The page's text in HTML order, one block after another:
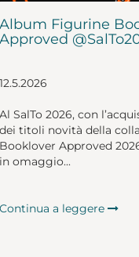
Album Figurine
Approved
12.5.2026
Al SalTo 2026, con
dei titoli novità della
Booklover Approved
in omaggio...
Continua a leggere